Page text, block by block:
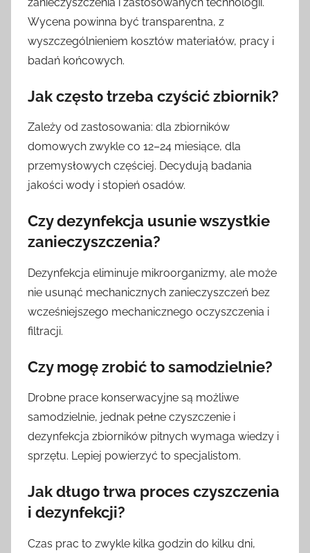
Wycena powinna być transparentna, z
wyszczególnieniem kosztów materiałów, pracy i
badań końcowych.
Jak często trzeba czyścić zbiornik?
Zależy od zastosowania: dla zbiorników
domowych zwykle co 12–24 miesiące, dla
przemysłowych częściej. Decydują badania
jakości wody i stopień osadów.
Czy dezynfekcja usunie wszystkie
zanieczyszczenia?
Dezynfekcja eliminuje mikroorganizmy, ale może
nie usunąć mechanicznych zanieczyszczeń bez
wcześniejszego mechanicznego oczyszczenia i
filtracji.
Czy mogę zrobić to samodzielnie?
Drobne prace konserwacyjne są możliwe
samodzielnie, jednak pełne czyszczenie i
dezynfekcja zbiorników pitnych wymaga wiedzy i
sprzętu. Lepiej powierzyć to specjalistom.
Jak długo trwa proces czyszczenia
i dezynfekcji?
Czas prac to zwykle kilka godzin do kilku dni,